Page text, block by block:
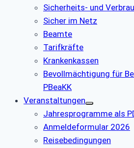
Sicherheits- und
Sicher im Netz
Beamte
Tarifkräfte
Krankenkassen
Bevollmächtigung für
PBeaKK
Veranstaltungen
Jahresprogramme als
Anmeldeformular 2026
Reisebedingungen